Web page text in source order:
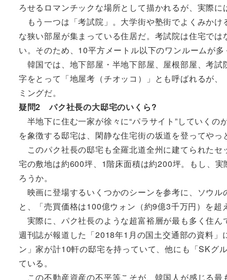
ろせるロマンチックな場所として描かれるが、実際
もう一つは「考試院」。大学街や塾街でよくみか
な狭い部屋が集まっている住居だ。考試院は住宅で
い。そのため、10平方メートル以下のワンルームが
韓国では、地下部屋・半地下部屋、屋根部屋、考
字をとって「地屋考（チオッコ）」とも呼ばれるが
ミングだ。
疑問2 パク社長の大邸宅のいくら?
半地下に住む一家が徐々に“パラサイト”していく
を象徴する邸宅は、閑静な住宅街の坂道を登ってやっ
このパク社長の邸宅も全羅北道全州に建てられた
宅の敷地は約600坪、1階床面積は約200坪。もし、
ろうか。
映画に登場するいくつかのシーンを参考に、ソウ
と、「売買価格は100億ウォン（約9億3千万円）を
実際に、パク社長のような超富裕層が最も多く住
週刊誌が報道した「2018年1月の国土交通部の資料
ン」家が計10軒の邸宅を持っていて、他にも「SKグ
ている。
この不動産資産の不平等こそが、韓国人が感じる